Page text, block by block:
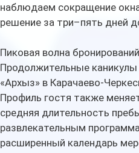
наблюдаем сокращение
решение за три–пять дней
Пиковая волна
Продолжительные
«Архыз» в Карачаево-
Профиль гостя также
средняя длительность
развлекательным
расширенный календарь